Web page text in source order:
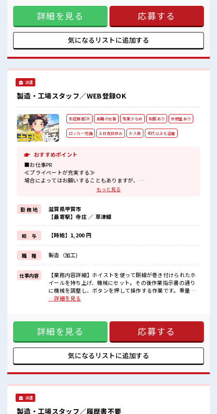
少人数の職場だから一緒に働く仲間との距離もグッと近い！
20代が多数活躍中！
社会人経験が浅くてもOK！
ここから経験積んでいきましょ！
ート満喫！ ≪動きやすい制服アリ≫ 制服があるので、 毎日の
服装の悩み解消♪ ≪未経験OKの仕事≫ 新しいことにチャレ
ンジするのは不安だけど、 しっかり働く環境が整っていま
す！ イチからスキルUP・ステップUP目指していきましょ
う！ ≪自分に合った期間で働ける≫ 福利厚生が整った派遣の
お仕事です！ ■職場の雰囲気 女性が多めの職場です♪ 少人数
多数活躍中！ 社会人経験が浅くてもOK！ ここから経験積ん
でいきましょ！
詳細を見る 応募する
気になるリストに追加する
派遣
製造・工場スタッフ／WEB登録OK
未経験者OK 長期の仕事 残業少なめ 制服あり 休憩室あり
ロッカー完備 土日祝日休み 少人数 40代以上も活躍
おすすめポイント
■お仕事PR
≪プライベートが充実する≫
場合によってはお願いすることもありますが、
家族や友人と一緒にプライベート満喫！
≪機能的な制服アリ≫
制服があるので、
毎日の服装の悩み解消♪
≪未経験OKの仕事≫
新しいことにチャレンジするのは不安だけど、
しっかり働く環境が整っています！
イチからスキルUP・ステップUP目指していきましょう！
≪様々なお仕事をご提案≫
一人で悩まず気軽に相談できる、
派遣のお仕事です！
■職場の雰囲気
時間があれば昼寝もしちゃおう！
持ち物が多いあなたにもぴったり☆
ロッカー付き職場♪
もっと見る
勤 務 地
滋賀県甲賀市
【最寄駅】寺庄 ／ 草津線
給 与 【時給】1,200 円
職 種 製造（加工)
仕事内容
【業務内容詳細】ホイストを使って銅線が巻き付けられたホ
イールを持ち上げ、機械にセット。その後作業指示書の通り
に機械を調整し、ボタンを押して操作する作業です。重量物
を自分で持つことはないため、重労働ではないです。機械操
ともありますが、 残業はほとんどナシ！ ≪土日祝休のお仕事
≫ 家族や友人と一緒にプライベート満喫！ ≪機能的な制服ア
リ≫ 制服があるので、 毎日の服装の悩み解消♪ ≪未経験OK
の仕事≫ 新しいことにチャレンジするのは不安だけど、 しっ
かり働く環境が整っています！ イチからスキルUP・ステップ
UP目指していきましょう！ ≪様々なお仕事をご提案≫ 一人で
気 少人数でアットホームな雰囲気の職場！ 休憩室で楽しくラ
ンチ♪ 時間があれば昼寝もしちゃおう！ 持ち物が多いあなた
…詳細を見る
詳細を見る 応募する
気になるリストに追加する
派遣
製造・工場スタッフ／履歴書不要